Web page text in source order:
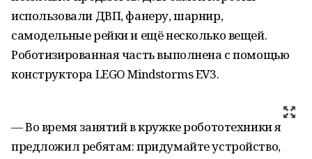
использовали ДВП, фанеру, шарнир,
самодельные рейки и ещё несколько вещей.
Роботизированная часть выполнена с помощью
конструктора LEGO Mindstorms EV3.
— Во время занятий в кружке робототехники я
предложил ребятам: придумайте устройство,